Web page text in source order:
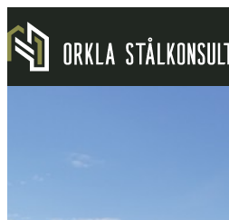
Hopp
til
innhold